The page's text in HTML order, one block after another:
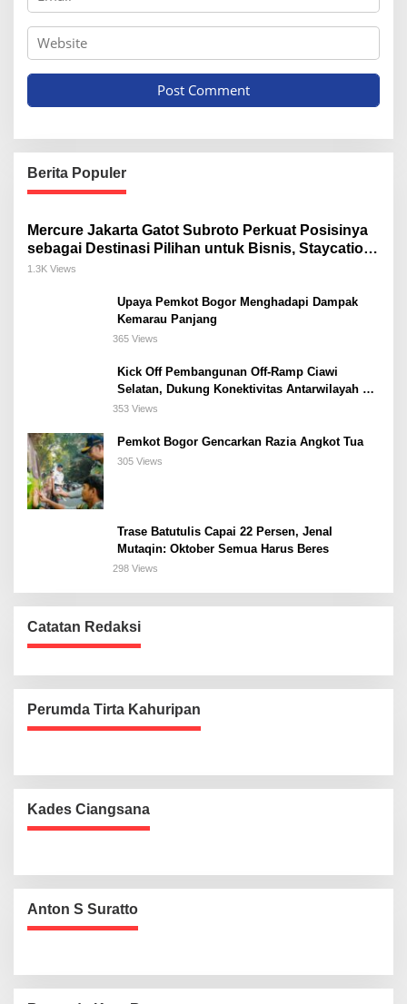
Berita Populer
Mercure Jakarta Gatot Subroto Perkuat Posisinya
sebagai Destinasi Pilihan untuk Bisnis, Staycation,
Meeting, dan Kuliner di Jakarta Selatan
1.3K Views
Upaya Pemkot Bogor Menghadapi Dampak
Kemarau Panjang
365 Views
Kick Off Pembangunan Off-Ramp Ciawi
Selatan, Dukung Konektivitas Antarwilayah di
Bogor Selatan
353 Views
Pemkot Bogor Gencarkan Razia Angkot Tua
305 Views
Trase Batutulis Capai 22 Persen, Jenal
Mutaqin: Oktober Semua Harus Beres
298 Views
Catatan Redaksi
Perumda Tirta Kahuripan
Kades Ciangsana
Anton S Suratto